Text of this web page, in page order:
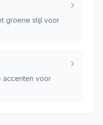
groene stijl voor
accenten voor